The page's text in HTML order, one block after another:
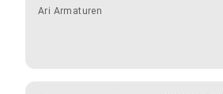
Ari Armaturen